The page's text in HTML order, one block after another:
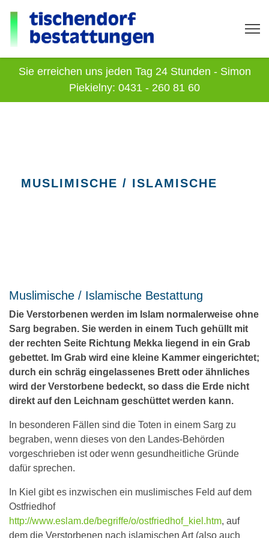
Sie erreichen uns jeden Tag 24 Stunden - Simon
Piekielny: 0431 - 260 81 60
MUSLIMISCHE / ISLAMISCHE
Muslimische / Islamische Bestattung
Die Verstorbenen werden im Islam normalerweise ohne
Sarg begraben. Sie werden in einem Tuch gehüllt mit
der rechten Seite Richtung Mekka liegend in ein Grab
gebettet. Im Grab wird eine kleine Kammer eingerichtet;
durch ein schräg eingelassenes Brett oder ähnliches
wird der Verstorbene bedeckt, so dass die Erde nicht
direkt auf den Leichnam geschüttet werden kann.
In besonderen Fällen sind die Toten in einem Sarg zu
begraben, wenn dieses von den Landes-Behörden
vorgeschrieben ist oder wenn gesundheitliche Gründe
dafür sprechen.
In Kiel gibt es inzwischen ein muslimisches Feld auf dem
Ostfriedhof
http://www.eslam.de/begriffe/o/ostfriedhof_kiel.htm, auf
dem die Verstorbenen nach islamischen Art (also auch